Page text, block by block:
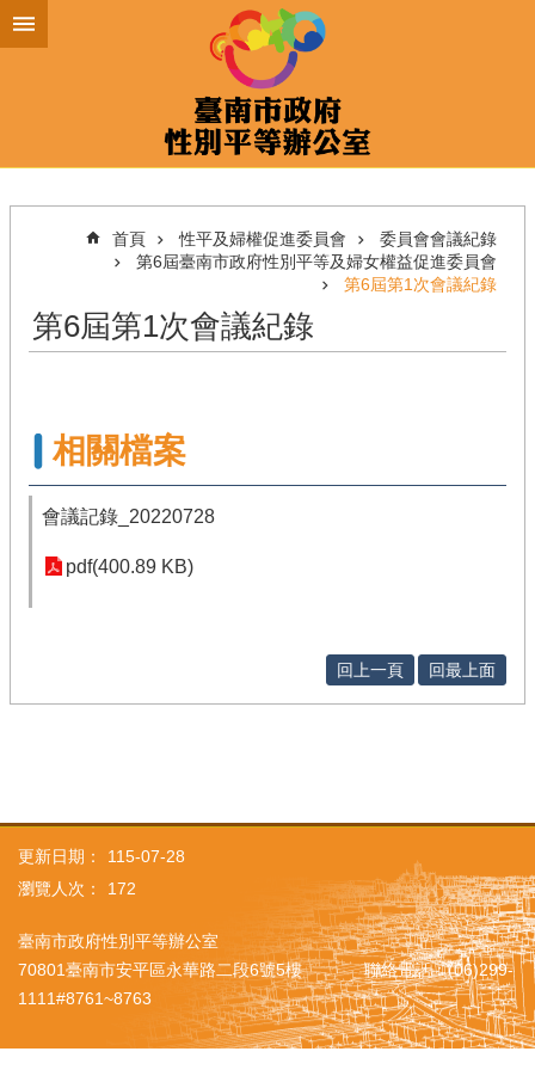
跳到主要內容區塊
首頁 性平及婦權促進委員會
委員會會議紀錄
第6屆臺南市政府性別平等及婦女權益促進委員會
第6屆第1次會議紀錄
第6屆第1次會議紀錄
相關檔案
會議記錄_20220728
pdf(400.89 KB)
回上一頁 回最上面
更新日期：
115-07-28
瀏覽人次：
172
臺南市政府性別平等辦公室
70801臺南市安平區永華路二段6號5樓 聯絡電話：(06)299-
1111#8761~8763